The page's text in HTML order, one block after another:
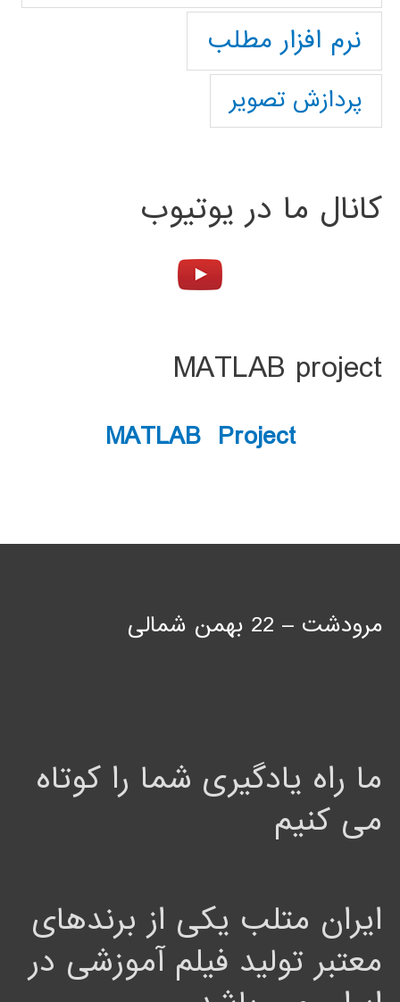
نرم افزار مطلب
پردازش تصویر
کانال ما در یوتیوب
MATLAB project
MATLAB Project
مرودشت – 22 بهمن شمالی
ما راه یادگیری شما را کوتاه
می کنیم
ایران متلب یکی از برندهای
معتبر تولید فیلم آموزشی در